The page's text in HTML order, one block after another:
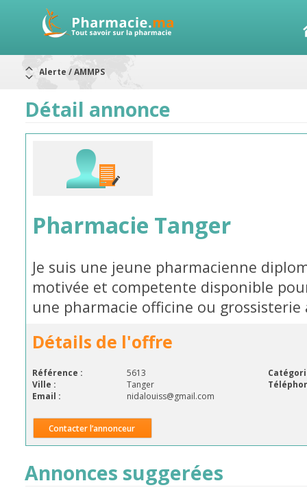
Aureomycine ophtalmique : Rappel de lots
RAPPELS DE LOTS
Rappel de lots : ANTITOXINE TÉTANIQUE 1500.
Détail annonce
Pharmacie Tanger
Je suis une jeune pharmacienne
motivée et competente disponible
une pharmacie officine ou grossisterie
Détails de l'offre
Référence : 5613
Ville :
Tanger
Email :
nidalouiss@gmail.com
Contacter l’annonceur
Annonces suggerées